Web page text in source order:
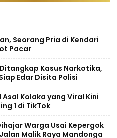
Seorang Pria di Kendari
Pacar
Kasus Narkotika,
Edar Disita Polisi
Asal Kolaka yang Viral Kini
1 di TikTok
Warga Usai Kepergok
Malik Raya Mandonga